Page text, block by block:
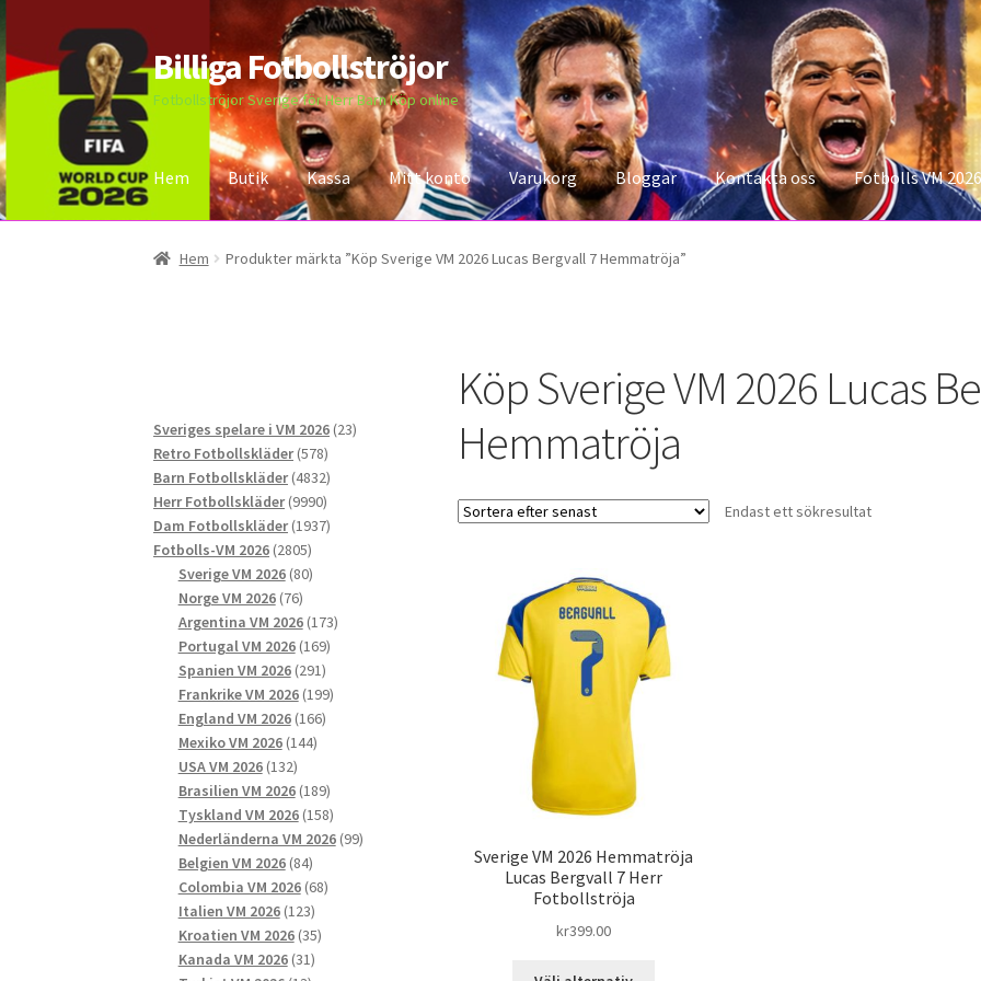
Hoppa
till
navigering
Hoppa
till
innehåll
Billiga Fotbollströjor
Fotbollströjor Sverige för Herr Barn Köp online
Hem Butik Kassa Mitt konto Varukorg Bloggar Kontakta oss Fotbolls VM 2026
Hem Bloggar Butik Kassa Kontakta oss Mitt konto Storleksguiden Varukorg
Hem Produkter märkta ”Köp Sverige VM 2026 Lucas Bergvall 7 Hemmatröja”
Köp Sverige VM 2026 Lucas
Hemmatröja
Endast ett sökresultat
Sverige VM 2026 Hemmatröja
Lucas Bergvall 7 Herr
Fotbollströja
kr399.00
Sveriges spelare i VM 2026 2323
Retro Fotbollskläder 578578
produkter
Barn Fotbollskläder 48324832
produkter
Herr Fotbollskläder 99909990
produkter
Dam Fotbollskläder 19371937
Fotbolls-VM 2026 28052805
produkter
Sverige VM 2026 8080
Norge VM 2026 7676
produkter
Argentina VM 2026 173173
Portugal VM 2026 169169
produkter
Spanien VM 2026 291291
produkter
Frankrike VM 2026 199199
England VM 2026 166166
Mexiko VM 2026 144144
USA VM 2026 132132
produkter
Brasilien VM 2026 189189
produkter
Tyskland VM 2026 158158
produkter
Nederländerna VM 2026 9999
Belgien VM 2026 8484
produkter
Colombia VM 2026 6868
Italien VM 2026 123123
produkter
Kroatien VM 2026 3535
Kanada VM 2026 3131